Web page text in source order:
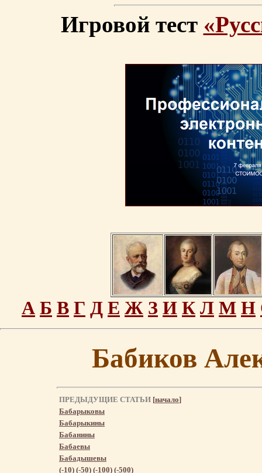
Игровой тест
А Б В Г Д Е Ж З И К Л М Н
Бабиков
ПРЕДЫДУЩИЕ СТАТЬИ [начало]
Бабарыковы
Бабарыкины
Бабанины
Бабаевы
Бабадышевы
(-10) (-50) (-100) (-500)